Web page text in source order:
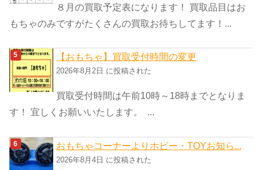
８月の買取予定表になります！ 買取品目はお
もちゃのみですがたくさんの買取お待ちしてます！...
【おもちゃ】買取受付時間の変更
2026年8月2日 に投稿された
買取受付時間は午前10時～18時までとなりま
す！ 宜しくお願いいたします。 ...
おもちゃコーナーよりホビー・TOYお知ら...
2026年8月4日 に投稿された